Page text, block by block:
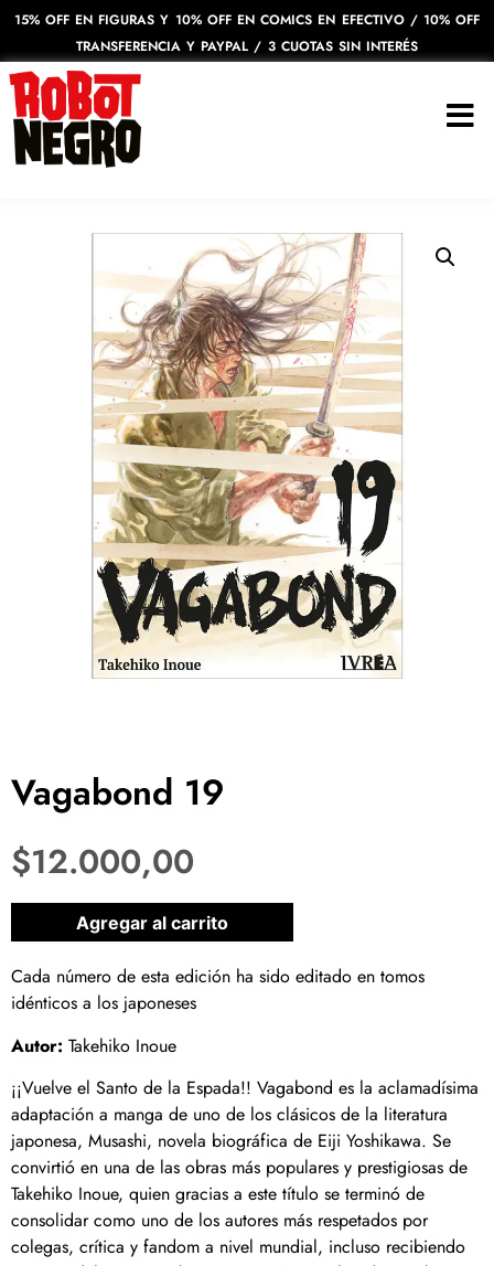
15% OFF EN FIGURAS Y 10% OFF EN COMICS EN EFECTIVO / 10% OFF
TRANSFERENCIA Y PAYPAL / 3 CUOTAS SIN INTERÉS
Vagabond 19
$12.000,00
1 disponibles
Agregar al carrito
Cada número de esta edición ha sido editado en tomos
idénticos a los japoneses
Autor: Takehiko Inoue
¡¡Vuelve el Santo de la Espada!! Vagabond es la aclamadísima
adaptación a manga de uno de los clásicos de la literatura
japonesa, Musashi, novela biográfica de Eiji Yoshikawa. Se
convirtió en una de las obras más populares y prestigiosas de
Takehiko Inoue, quien gracias a este título se terminó de
consolidar como uno de los autores más respetados por
colegas, crítica y fandom a nivel mundial, incluso recibiendo